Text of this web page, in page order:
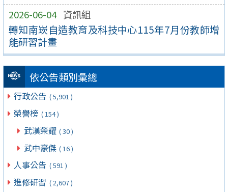
2026-06-04 資訊組
轉知南崁自造教育及科技中心115年7月份教師增
能研習計畫
依公告類別彙總
行政公告 ( 5,901 )
榮譽榜 ( 154 )
武漢榮耀 ( 30 )
武中豪傑 ( 16 )
人事公告 ( 591 )
進修研習 ( 2,607 )